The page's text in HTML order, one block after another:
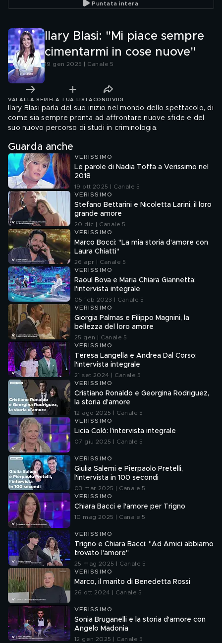
Puntata intera
Ilary Blasi: "Mi piace sempre
cimentarmi in cose nuove"
19 gen 2025 | Canale 5
VAI ALLA SERIE LA TUA LISTA CONDIVIDI
Ilary Blasi parla del suo inizio nel mondo dello spettacolo, di
come sia sempre pronta ad affrontare nuove sfide e del
suo nuovo percorso di studi in criminologia.
Guarda anche
VERISSIMO
Le parole di Nadia Toffa a Verissimo nel
2018
19 ott 2025 | Canale 5
VERISSIMO
Stefano Bettarini e Nicoletta Larini, il loro
grande amore
20 dic | Canale 5
VERISSIMO
Marco Bocci: "La mia storia d'amore con
Laura Chiatti"
26 apr | Canale 5
VERISSIMO
Raoul Bova e Maria Chiara Giannetta:
l'intervista integrale
05 feb 2023 | Canale 5
VERISSIMO
Giorgia Palmas e Filippo Magnini, la
bellezza del loro amore
25 gen | Canale 5
VERISSIMO
Teresa Langella e Andrea Dal Corso:
l'intervista integrale
21 set 2024 | Canale 5
VERISSIMO
Cristiano Ronaldo e Georgina Rodriguez,
la storia d'amore
12 ago 2025 | Canale 5
VERISSIMO
Licia Colò: l'intervista integrale
07 giu 2025 | Canale 5
VERISSIMO
Giulia Salemi e Pierpaolo Pretelli,
l'intervista in 100 secondi
03 mar 2025 | Canale 5
VERISSIMO
Chiara Bacci e l'amore per Trigno
10 mag 2025 | Canale 5
VERISSIMO
Trigno e Chiara Bacci: "Ad Amici abbiamo
trovato l'amore"
25 mag 2025 | Canale 5
VERISSIMO
Marco, il marito di Benedetta Rossi
26 ott 2024 | Canale 5
VERISSIMO
Sonia Bruganelli e la storia d'amore con
Angelo Madonia
12 gen 2025 | Canale 5